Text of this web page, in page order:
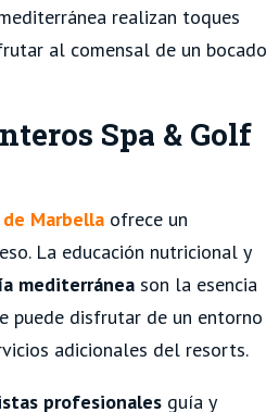
realizan toques
al comensal de un bocado
Spa & Golf
Marbella ofrece un
La educación nutricional y
mediterránea son la esencia
puede disfrutar de un entorno
adicionales del resorts.
profesionales guía y